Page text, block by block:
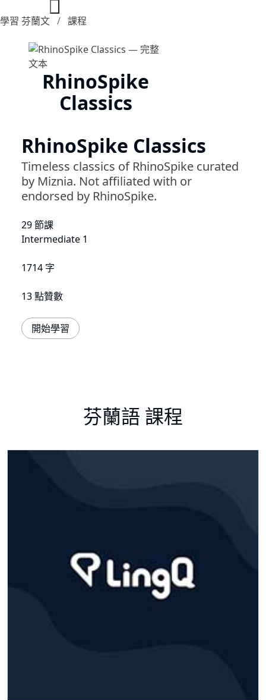
學習 芬蘭文 課程
RhinoSpike
Classics
RhinoSpike Classics
Timeless classics of RhinoSpike curated
by Miznia. Not affiliated with or
endorsed by RhinoSpike.
29 節課
Intermediate 1
1714 字
13 點贊數
開始學習
芬蘭語 課程